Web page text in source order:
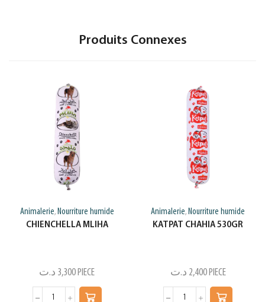
Produits Connexes
Animalerie, Nourriture humide
CHIENCHELLA MLIHA
3,300 د.ت PIECE
Animalerie, Nourriture humide
KATPAT CHAHIA 530GR
2,400 د.ت PIECE